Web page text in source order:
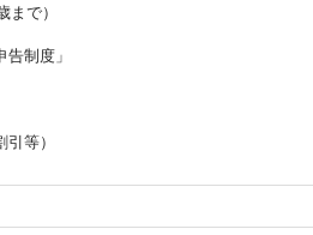
で）
制度」
等）